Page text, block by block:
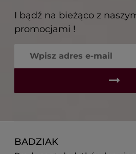
I bądź na bieżąco z
promocjami !
BADZIAK